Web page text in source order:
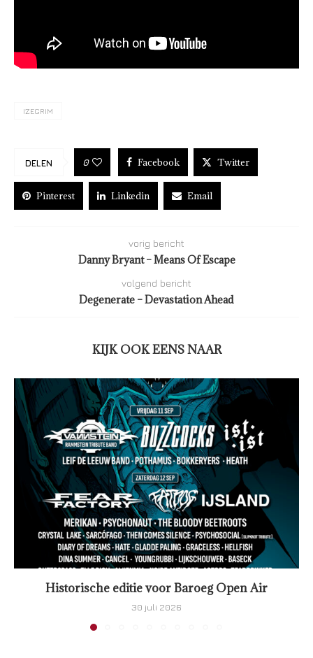
IZEGRIM
DELEN 0 Facebook Twitter
Pinterest Linkedin Email
vorig bericht
Danny Bryant – Means Of Escape
volgend bericht
Degenerate – Devastation Ahead
KIJK OOK EENS NAAR
Historische editie voor Baroeg Open Air
30 juli 2026